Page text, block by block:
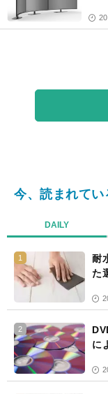
今、読まれてい
DAILY
1
耐
た
2
に